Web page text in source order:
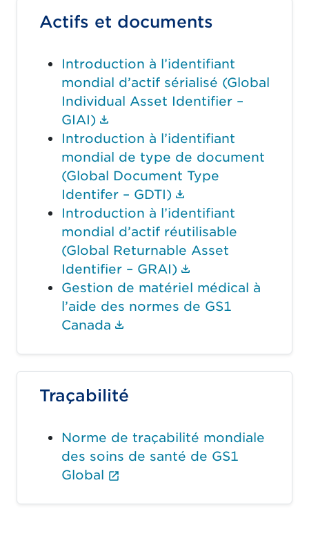
Actifs et documents
Introduction à l’identifiant
mondial d’actif sérialisé (Global
Individual Asset Identifier –
GIAI)
Introduction à l’identifiant
mondial de type de document
(Global Document Type
Identifer – GDTI)
Introduction à l’identifiant
mondial d’actif réutilisable
(Global Returnable Asset
Identifier – GRAI)
Gestion de matériel médical à
l’aide des normes de GS1
Canada
Traçabilité
Norme de traçabilité mondiale
des soins de santé de GS1
Global